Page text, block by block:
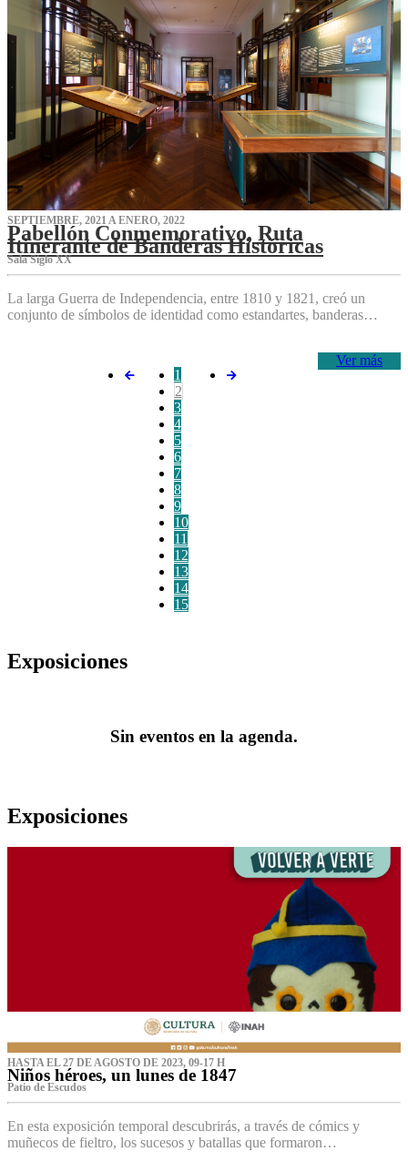
SEPTIEMBRE, 2021 A ENERO, 2022
Pabellón Conmemorativo, Ruta
Itinerante de Banderas Históricas
Sala Siglo XX
La larga Guerra de Independencia, entre 1810 y 1821, creó un
conjunto de símbolos de identidad como estandartes, banderas…
Ver más
1
2
3
4
5
6
7
8
9
10
11
12
13
14
15
Exposiciones
Sin eventos en la agenda.
Exposiciones
HASTA EL 27 DE AGOSTO DE 2023, 09-17 H
Niños héroes, un lunes de 1847
Patio de Escudos
En esta exposición temporal descubrirás, a través de cómics y
muñecos de fieltro, los sucesos y batallas que formaron…